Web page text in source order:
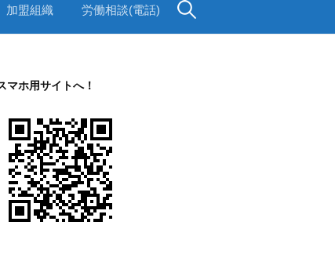
加盟組織 労働相談(電話) 検
マホ用サイトへ！